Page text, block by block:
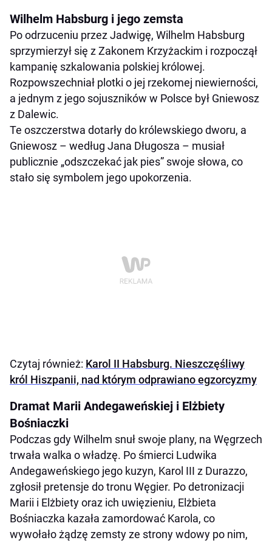
Wilhelm Habsburg i jego zemsta
Po odrzuceniu przez Jadwigę, Wilhelm Habsburg
sprzymierzył się z Zakonem Krzyżackim i rozpoczął
kampanię szkalowania polskiej królowej.
Rozpowszechniał plotki o jej rzekomej niewierności,
a jednym z jego sojuszników w Polsce był Gniewosz
z Dalewic.
Te oszczerstwa dotarły do królewskiego dworu, a
Gniewosz – według Jana Długosza – musiał
publicznie „odszczekać jak pies” swoje słowa, co
stało się symbolem jego upokorzenia.
Czytaj również: Karol II Habsburg. Nieszczęśliwy
król Hiszpanii, nad którym odprawiano egzorcyzmy
Dramat Marii Andegaweńskiej i Elżbiety
Bośniaczki
Podczas gdy Wilhelm snuł swoje plany, na Węgrzech
trwała walka o władzę. Po śmierci Ludwika
Andegaweńskiego jego kuzyn, Karol III z Durazzo,
zgłosił pretensje do tronu Węgier. Po detronizacji
Marii i Elżbiety oraz ich uwięzieniu, Elżbieta
Bośniaczka kazała zamordować Karola, co
wywołało żądzę zemsty ze strony wdowy po nim,